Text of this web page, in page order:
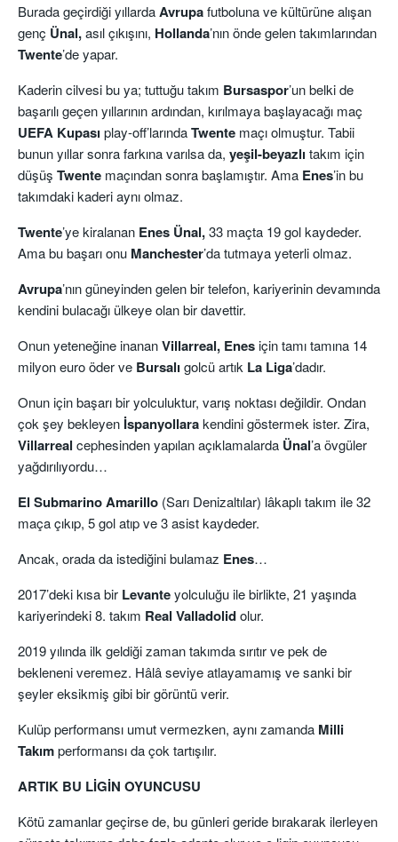
Burada geçirdiği yıllardaAvrupafutboluna ve kültürüne alışan
genç Ünal,asıl çıkışını, Hollanda’nın önde gelen takımlarından
Twente’de yapar.
Kaderin cilvesi bu ya; tuttuğu takım Bursaspor’un belki de
başarılı geçen yıllarının ardından, kırılmaya başlayacağı maç
UEFA Kupası play-off’larındaTwente maçı olmuştur. Tabii
bunun yıllar sonra farkına varılsa da, yeşil-beyazlı takım için
düşüş Twente maçından sonra başlamıştır. Ama Enes’in bu
takımdaki kaderi aynı olmaz.
Twente’ye kiralanan Enes Ünal,33 maçta 19 gol kaydeder.
Ama bu başarı onu Manchester’da tutmaya yeterli olmaz.
Avrupa’nın güneyinden gelen bir telefon, kariyerinin devamında
kendini bulacağı ülkeye olan bir davettir.
Onun yeteneğine inananVillarreal, Enesiçin tamı tamına 14
milyon euro öder ve Bursalı golcü artık La Liga’dadır.
Onun için başarı bir yolculuktur, varış noktası değildir. Ondan
çok şey bekleyen İspanyollarakendini göstermek ister. Zira,
Villarreal cephesinden yapılan açıklamalarda Ünal’a övgüler
yağdırılıyordu…
El Submarino Amarillo (Sarı Denizaltılar) lâkaplı takım ile 32
maça çıkıp, 5 gol atıp ve 3 asist kaydeder.
Ancak, orada da istediğini bulamaz Enes…
2017’deki kısa bir Levanteyolculuğu ile birlikte, 21 yaşında
kariyerindeki 8. takım Real Valladolidolur.
2019 yılında ilk geldiği zaman takımda sırıtır ve pek de
bekleneni veremez. Hâlâ seviye atlayamamış ve sanki bir
şeyler eksikmiş gibi bir görüntü verir.
Kulüp performansı umut vermezken, aynı zamanda Milli
Takımperformansı da çok tartışılır.
ARTIK BU LİGİN OYUNCUSU
Kötü zamanlar geçirse de, bu günleri geride bırakarak ilerleyen